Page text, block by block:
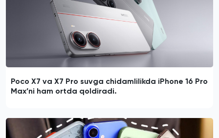
Poco X7 va X7 Pro suvga chidamlilikda iPhone 16 Pro
Max’ni ham ortda qoldiradi.